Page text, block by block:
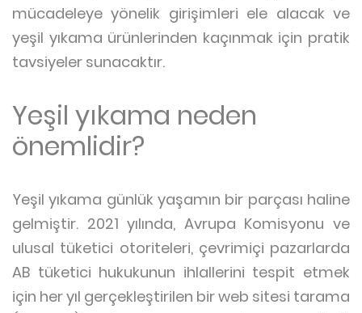
mücadeleye yönelik girişimleri ele alacak ve
yeşil yıkama ürünlerinden kaçınmak için pratik
tavsiyeler sunacaktır.
Yeşil yıkama neden
önemlidir?
Yeşil yıkama günlük yaşamın bir parçası haline
gelmiştir. 2021 yılında, Avrupa Komisyonu ve
ulusal tüketici otoriteleri, çevrimiçi pazarlarda
AB tüketici hukukunun ihlallerini tespit etmek
için her yıl gerçekleştirilen bir web sitesi tarama